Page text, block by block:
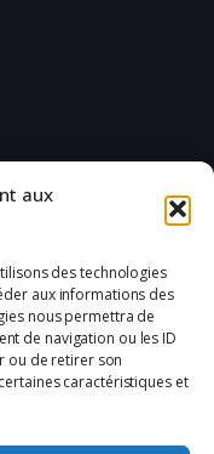
aux
des technologies
aux informations des
nous permettra de
de navigation ou les ID
ou de retirer son
caractéristiques et